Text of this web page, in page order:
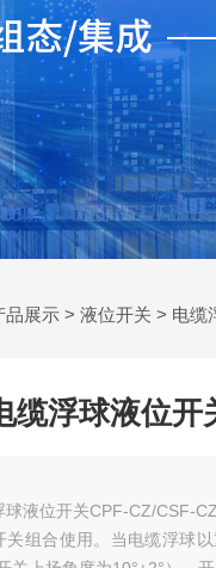
品展示 > 液位开关 > 电缆
缆浮球液位
球液位开关CPF-CZ/CSF-
关组合使用。当电缆浮球